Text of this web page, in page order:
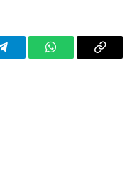
TelegramWhatsAppCopy